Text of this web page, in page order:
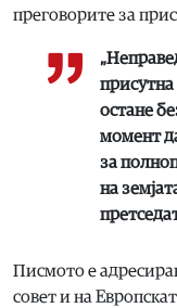
преговорите за
присутна
остане
момент
за
на
Писмото е
совет и на